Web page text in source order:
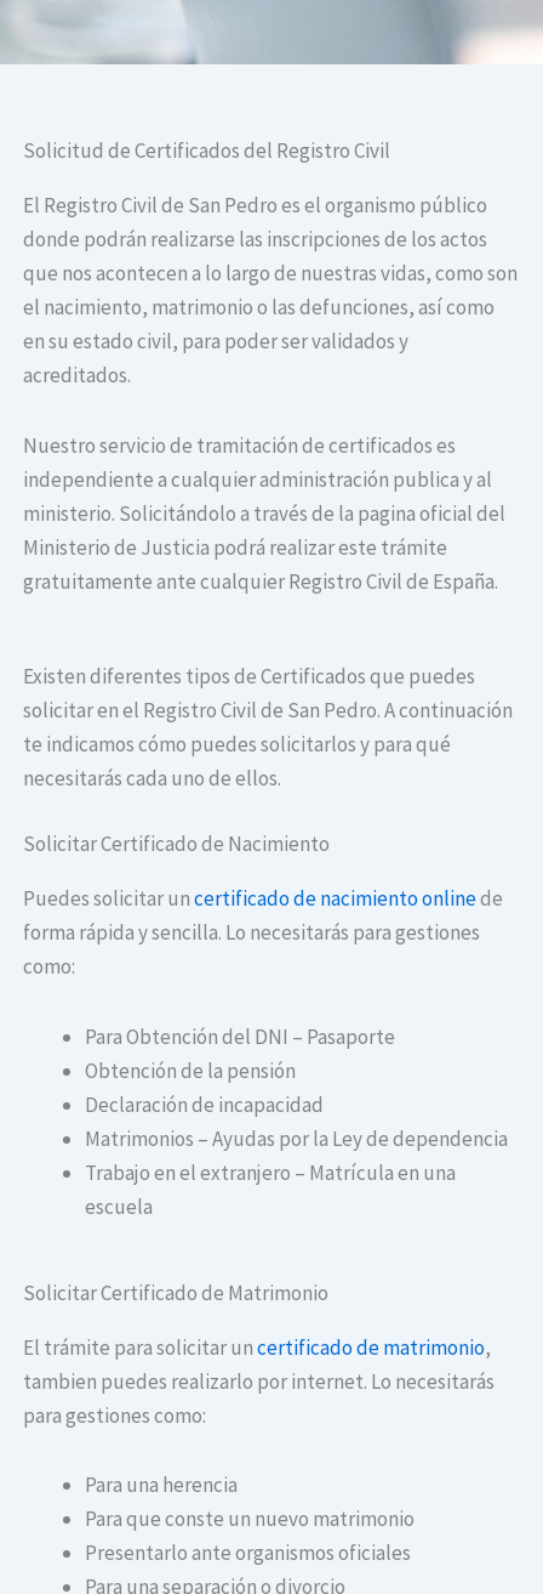
Solicitud de Certificados del Registro Civil
El Registro Civil de San Pedro es el organismo público
donde podrán realizarse las inscripciones de los actos
que nos acontecen a lo largo de nuestras vidas, como son
el nacimiento, matrimonio o las defunciones, así como
en su estado civil, para poder ser validados y
acreditados.
Nuestro servicio de tramitación de certificados es
independiente a cualquier administración publica y al
ministerio. Solicitándolo a través de la pagina oficial del
Ministerio de Justicia podrá realizar este trámite
gratuitamente ante cualquier Registro Civil de España.
Existen diferentes tipos de Certificados que puedes
solicitar en el Registro Civil de San Pedro. A continuación
te indicamos cómo puedes solicitarlos y para qué
necesitarás cada uno de ellos.
Solicitar Certificado de Nacimiento
Puedes solicitar uncertificado de nacimiento onlinede
forma rápida y sencilla. Lo necesitarás para gestiones
como:
Para Obtención del DNI – Pasaporte
Obtención de la pensión
Declaración de incapacidad
Matrimonios – Ayudas por la Ley de dependencia
Trabajo en el extranjero – Matrícula en una
escuela
Solicitar Certificado de Matrimonio
El trámite para solicitar uncertificado de matrimonio,
tambien puedes realizarlo por internet. Lo necesitarás
para gestiones como:
Para una herencia
Para que conste un nuevo matrimonio
Presentarlo ante organismos oficiales
Para una separación o divorcio